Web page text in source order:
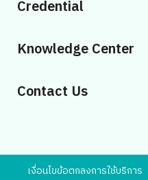
Credential
Knowledge Center
Contact Us
เงื่อนไขข้อตกลงการใช้บริการ